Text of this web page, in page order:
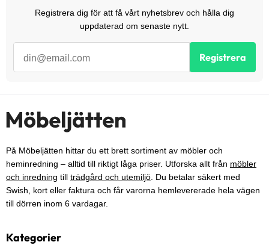
Registrera dig för att få vårt nyhetsbrev och hålla dig
uppdaterad om senaste nytt.
Registrera
På Möbeljätten hittar du ett brett sortiment av möbler och
heminredning – alltid till riktigt låga priser. Utforska allt från möbler
och inredning till trädgård och utemiljö . Du betalar säkert med
Swish, kort eller faktura och får varorna hemlevererade hela vägen
till dörren inom 6 vardagar.
Kategorier